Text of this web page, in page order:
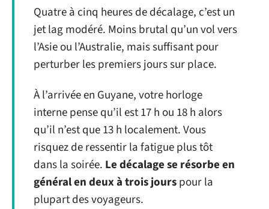
Quatre à cinq heures de décalage, c’est un
jet lag modéré. Moins brutal qu’un vol vers
l’Asie ou l’Australie, mais suffisant pour
perturber les premiers jours sur place.
À l’arrivée en Guyane, votre horloge
interne pense qu’il est 17 h ou 18 h alors
qu’il n’est que 13 h localement. Vous
risquez de ressentir la fatigue plus tôt
dans la soirée. Le décalage se résorbe en
général en deux à trois jourspour la
plupart des voyageurs.